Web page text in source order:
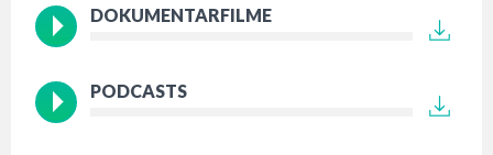
DOKUMENTARFILME
PODCASTS